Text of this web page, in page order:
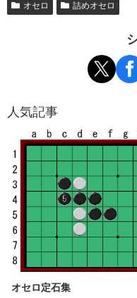
オセロ 詰めオセロ
人気記事
オセロ定石集